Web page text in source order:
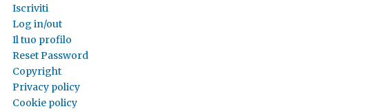
Iscriviti
Log in/out
Il tuo profilo
Reset Password
Copyright
Privacy policy
Cookie policy